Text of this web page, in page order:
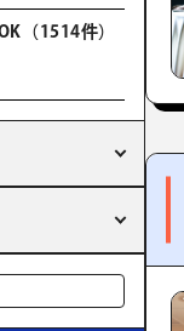
（1514件）